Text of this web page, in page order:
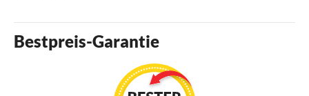
Bestpreis-Garantie